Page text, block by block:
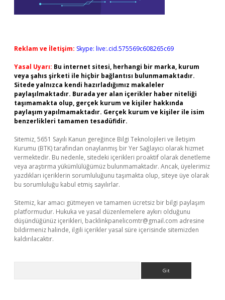
Reklam ve İletişim: Skype: live:.cid.575569c608265c69
Yasal Uyarı: Bu internet sitesi, herhangi bir marka, kurum
veya şahıs şirketi ile hiçbir bağlantısı bulunmamaktadır.
Sitede yalnızca kendi hazırladığımız makaleler
paylaşılmaktadır. Burada yer alan içerikler haber niteliği
taşımamakta olup, gerçek kurum ve kişiler hakkında
paylaşım yapılmamaktadır. Gerçek kurum ve kişiler ile isim
benzerlikleri tamamen tesadüfidir.
Sitemiz, 5651 Sayılı Kanun gereğince Bilgi Teknolojileri ve İletişim
Kurumu (BTK) tarafından onaylanmış bir Yer Sağlayıcı olarak hizmet
vermektedir. Bu nedenle, sitedeki içerikleri proaktif olarak denetleme
veya araştırma yükümlülüğümüz bulunmamaktadır. Ancak, üyelerimiz
yazdıkları içeriklerin sorumluluğunu taşımakta olup, siteye üye olarak
bu sorumluluğu kabul etmiş sayılırlar.
Sitemiz, kar amacı gütmeyen ve tamamen ücretsiz bir bilgi paylaşım
platformudur. Hukuka ve yasal düzenlemelere aykırı olduğunu
düşündüğünüz içerikleri, backlinkpanelicomtr@gmail.com adresine
bildirmeniz halinde, ilgili içerikler yasal süre içerisinde sitemizden
kaldırılacaktır.